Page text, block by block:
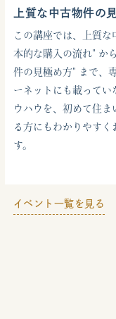
上質な中古物件の
この講座では、上質な
本的な購入の流れ" か
件の見極め方" まで、
ーネットにも載ってい
ウハウを、初めて住ま
る方にもわかりやすく
す。
イベント一覧を見る